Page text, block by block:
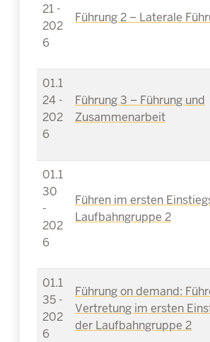
21 -
202
6
Führung 2 – Laterale
01.1
24 -
202
6
Führung 3 – Führung und
Zusammenarbeit
01.1
30
-
202
6
Führen im ersten
Laufbahngruppe 2
01.1
35 -
202
6
Führung on demand:
Vertretung im ersten
der Laufbahngruppe 2